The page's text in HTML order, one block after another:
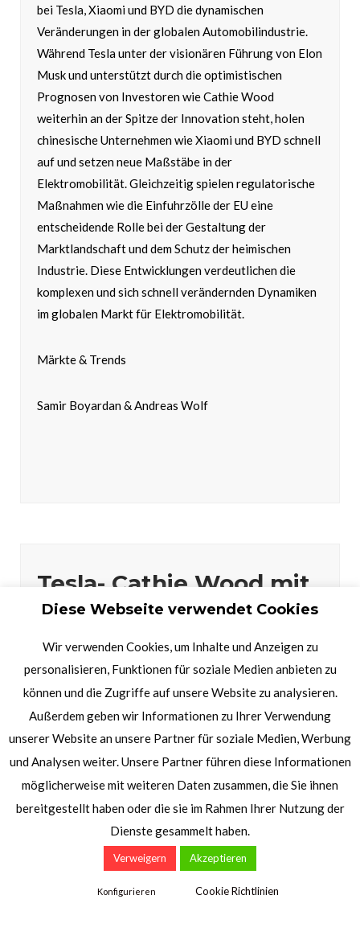
bei Tesla, Xiaomi und BYD die dynamischen
Veränderungen in der globalen Automobilindustrie.
Während Tesla unter der visionären Führung von Elon
Musk und unterstützt durch die optimistischen
Prognosen von Investoren wie Cathie Wood
weiterhin an der Spitze der Innovation steht, holen
chinesische Unternehmen wie Xiaomi und BYD schnell
auf und setzen neue Maßstäbe in der
Elektromobilität. Gleichzeitig spielen regulatorische
Maßnahmen wie die Einfuhrzölle der EU eine
entscheidende Rolle bei der Gestaltung der
Marktlandschaft und dem Schutz der heimischen
Industrie. Diese Entwicklungen verdeutlichen die
komplexen und sich schnell verändernden Dynamiken
im globalen Markt für Elektromobilität.
Märkte & Trends
Samir Boyardan & Andreas Wolf
Tesla- Cathie Wood mit
verrücktem Kursziel?
Boeing und Porsche
HTZ
17/06/2024
Aktien,Charttechnik,Indizes,Märkte & Trends,
Märkte & Trends Video,Trading Idee,Videos,
Zertifikate
0 comments
Ein großer Tesla-Investor erwartet, dass der
Aktienkurs des Unternehmens in den nächsten fünf
Jahren auf 2.600 USD steigen wird, hauptsächlich
angetrieben durch die Einführung von Robotaxis.
Management, prognostiziert, dass Robotaxis bis zu
Diese Webseite verwendet Cookies
Wir verwenden Cookies, um Inhalte und Anzeigen zu
personalisieren, Funktionen für soziale Medien anbieten zu
können und die Zugriffe auf unsere Website zu analysieren.
Außerdem geben wir Informationen zu Ihrer Verwendung
unserer Website an unsere Partner für soziale Medien, Werbung
und Analysen weiter. Unsere Partner führen diese Informationen
möglicherweise mit weiteren Daten zusammen, die Sie ihnen
bereitgestellt haben oder die sie im Rahmen Ihrer Nutzung der
Dienste gesammelt haben.
Verweigern Akzeptieren
Konfigurieren Cookie Richtlinien